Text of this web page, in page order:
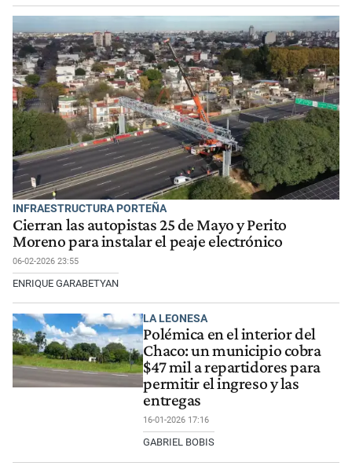
INFRAESTRUCTURA PORTEÑA
Cierran las autopistas 25 de Mayo y Perito
Moreno para instalar el peaje electrónico
06-02-2026 23:55
ENRIQUE GARABETYAN
LA LEONESA
Polémica en el interior del
Chaco: un municipio cobra
$47 mil a repartidores para
permitir el ingreso y las
entregas
16-01-2026 17:16
GABRIEL BOBIS